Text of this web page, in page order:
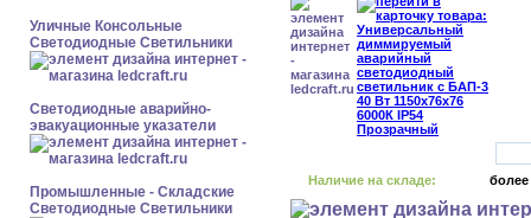
Уличные Консольные
Светодиодные Светильники
Светодиодные аварийно-
эвакуационные указатели
Промышленные - Складские
Светодиодные Светильники
Наличие на складе: более